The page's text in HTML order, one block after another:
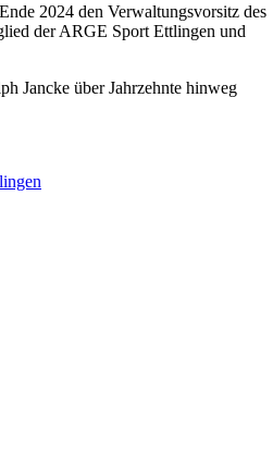
2024 den Verwaltungsvorsitz des
der ARGE Sport Ettlingen und
Jancke über Jahrzehnte hinweg